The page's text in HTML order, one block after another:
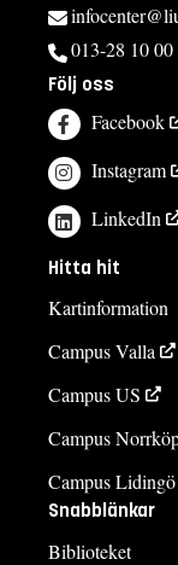
013-28 10 00
Följ oss
Facebook
Instagram
LinkedIn
Hitta hit
Kartinformation
Campus Valla
Campus US
Campus
Campus Lidingö
Snabblänkar
Biblioteket